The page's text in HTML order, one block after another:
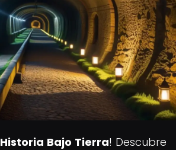
Historia Bajo Tierra! Descubre